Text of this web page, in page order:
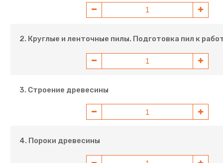
2. Круглые и ленточные пилы. Подготовка пил к
3. Строение древесины
4. Пороки древесины